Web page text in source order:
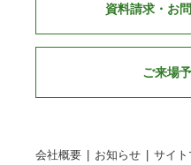
資料請求・お
ご来場
会社概要 お知らせ サイト